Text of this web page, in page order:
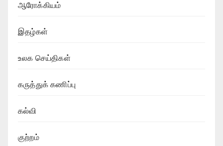
ஆரோக்கியம்
இதழ்கள்
உலக செய்திகள்
கருத்துக் கணிப்பு
கல்வி
குற்றம்